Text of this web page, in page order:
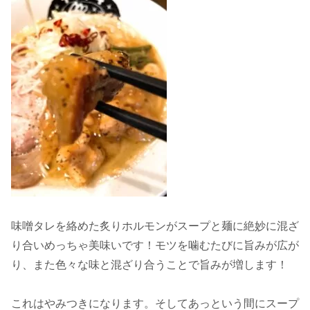
味噌タレを絡めた炙りホルモンがスープと麺に絶妙に混ざ
り合いめっちゃ美味いです！モツを噛むたびに旨みが広が
り、また色々な味と混ざり合うことで旨みが増します！
これはやみつきになります。そしてあっという間にスープ